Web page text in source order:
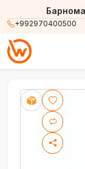
+992970400500